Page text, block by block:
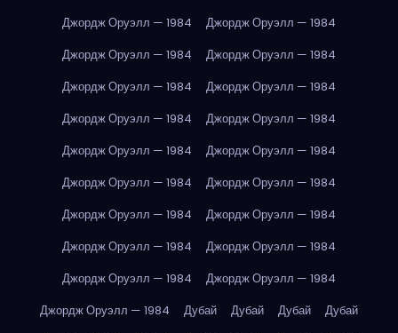
Джордж Оруэлл — 1984
Джордж Оруэлл — 1984
Джордж Оруэлл — 1984
Джордж Оруэлл — 1984
Джордж Оруэлл — 1984
Джордж Оруэлл — 1984
Джордж Оруэлл — 1984
Джордж Оруэлл — 1984
Джордж Оруэлл — 1984
Джордж Оруэлл — 1984
Джордж Оруэлл — 1984
Джордж Оруэлл — 1984
Джордж Оруэлл — 1984
Джордж Оруэлл — 1984
Джордж Оруэлл — 1984
Джордж Оруэлл — 1984
Джордж Оруэлл — 1984
Джордж Оруэлл — 1984
Джордж Оруэлл — 1984
Дубай Дубай Дубай
Дубай